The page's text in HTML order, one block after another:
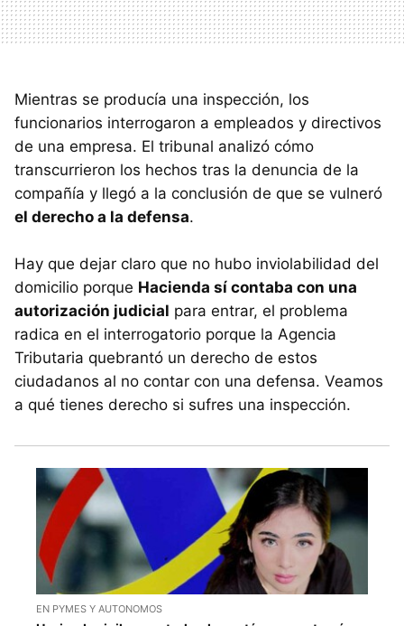
Mientras se producía una inspección, los
funcionarios interrogaron a empleados y directivos
de una empresa. El tribunal analizó cómo
transcurrieron los hechos tras la denuncia de la
compañía y llegó a la conclusión de que se vulneró
el derecho a la defensa.
Hay que dejar claro que no hubo inviolabilidad del
domicilio porque Hacienda sí contaba con una
autorización judicial para entrar, el problema
radica en el interrogatorio porque la Agencia
Tributaria quebrantó un derecho de estos
ciudadanos al no contar con una defensa. Veamos
a qué tienes derecho si sufres una inspección.
EN PYMES Y AUTONOMOS